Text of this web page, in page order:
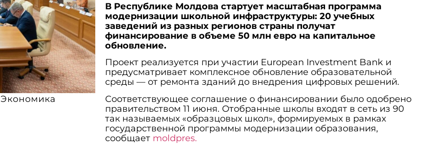
Экономика
В Республике Молдова стартует масштабная программа
модернизации школьной инфраструктуры: 20 учебных
заведений из разных регионов страны получат
финансирование в объеме 50 млн евро на капитальное
обновление.
Проект реализуется при участии European Investment Bank и
предусматривает комплексное обновление образовательной
среды — от ремонта зданий до внедрения цифровых решений.
Соответствующее соглашение о финансировании было одобрено
правительством 11 июня. Отобранные школы входят в сеть из 90
так называемых «образцовых школ», формируемых в рамках
государственной программы модернизации образования,
сообщает moldpres.